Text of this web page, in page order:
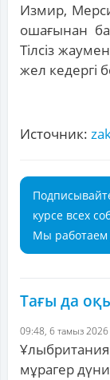
Измир,
ошағынан
Тілсіз
жел кедергі
Источник:
курсе всех
Мы работаем
Тағы да
09:48, 6 тамыз 2026
мұрагер